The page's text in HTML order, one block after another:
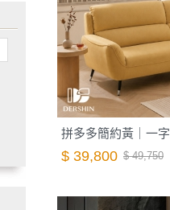
拼多多簡約黃｜一
$ 39,800 $ 49,750